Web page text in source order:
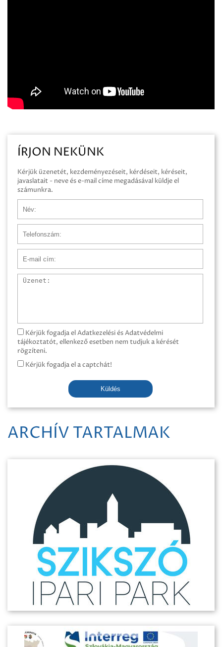
ÍRJON NEKÜNK
Kérjük üzenetét, kezdeményezéseit, kérdéseit, kéréseit,
javaslatait - neve és e-mail címe megadásával küldje el
számunkra.
Üzenet
Kérjük fogadja el Adatkezelési és Adatvédelmi
tájékoztatót, ellenkező esetben nem tudjuk a kérését
rögzíteni.
Kérjük fogadja el a captchát!
Küldés
ARCHÍV TARTALMAK